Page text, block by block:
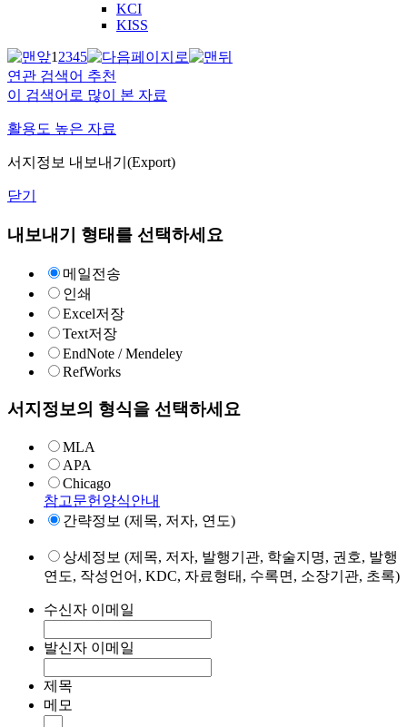
KCI
KISS
12345
연관 검색어 추천
이 검색어로 많이 본 자료
활용도 높은 자료
서지정보 내보내기(Export)
닫기
내보내기 형태를 선택하세요
메일전송
인쇄
Excel저장
Text저장
EndNote / Mendeley
RefWorks
서지정보의 형식을 선택하세요
MLA
APA
Chicago
참고문헌양식안내
간략정보 (제목, 저자, 연도)
상세정보 (제목, 저자, 발행기관, 학술지명, 권호, 발행
연도, 작성언어, KDC, 자료형태, 수록면, 소장기관, 초록)
수신자 이메일
발신자 이메일
제목
메모